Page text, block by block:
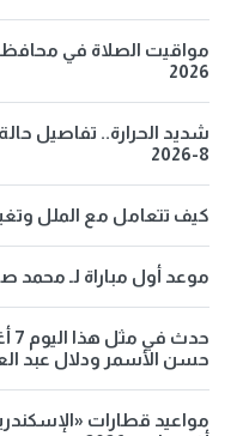
2026
8-2026
كيف تتعامل مع الملل
موعد أول مباراة لـ محمد
حسن الأسمر ودلال عبد